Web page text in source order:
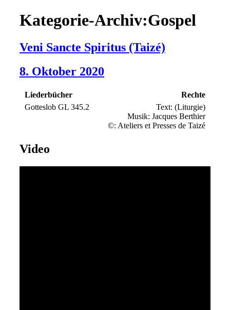
Kategorie-Archiv:Gospel
Veni Sancte Spiritus (Taizé)
8. Oktober 2020
Liederbücher
Rechte
Gotteslob GL 345.2
Text: (Liturgie)
Musik: Jacques Berthier
©: Ateliers et Presses de Taizé
Video